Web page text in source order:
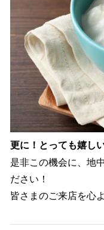
更に！とっても嬉し
是非この機会に、地
ださい！
皆さまのご来店を心